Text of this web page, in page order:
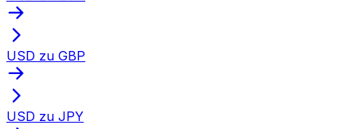
USD zu GBP
USD zu JPY